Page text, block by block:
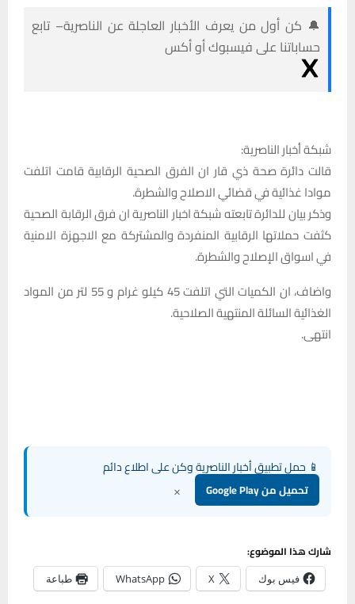
🔔 كن أول من يعرف الأخبار العاجلة عن الناصرية– تابع
حساباتنا على فيسبوك أو أكس
شبكة أخبار الناصرية:
قالت دائرة صحة ذي قار ان الفرق الصحية الرقابية قامت اتلفت
موادا غذائية في قضائي الاصلاح والشطرة.
وذكر بيان للدائرة تابعته شبكة اخبار الناصرية ان فرق الرقابة الصحية
كثفت حملاتها الرقابية المنفردة والمشتركة مع الاجهزة الامنية
في اسواق الإصلاح والشطرة.
واضاف، ان الكميات التي اتلفت 45 كيلو غرام و 55 لتر من المواد
الغذائية السائلة المنتهية الصلاحية.
انتهى.
📱 حمل تطبيق أخبار الناصرية وكن على اطلاع دائم
تحميل من Google Play ×
شارك هذا الموضوع:
فيس بوك X
WhatsApp طباعة